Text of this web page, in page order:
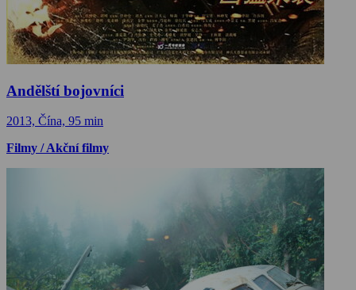
Andělští bojovníci
2013, Čína, 95 min
Filmy / Akční filmy